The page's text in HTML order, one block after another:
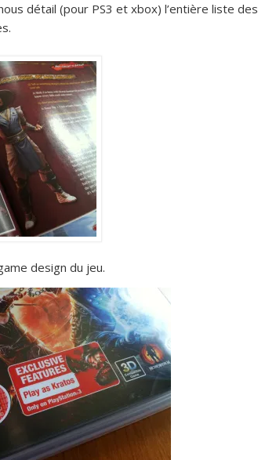
détail (pour PS3 et xbox) l’entière liste des
design du jeu.